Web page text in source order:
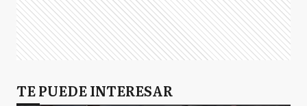
TE PUEDE INTERESAR